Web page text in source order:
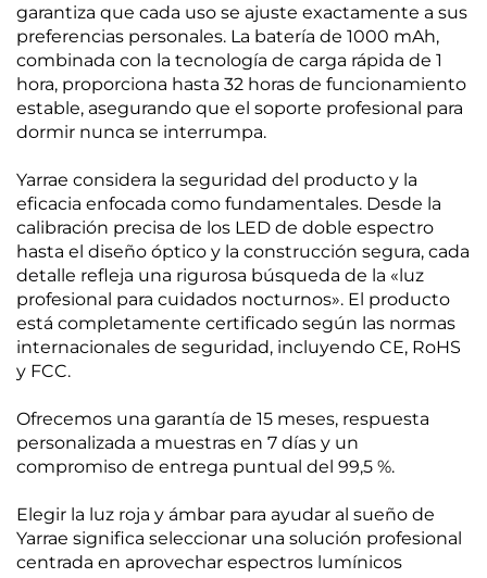
garantiza que cada uso se ajuste exactamente a sus
preferencias personales. La batería de 1000 mAh,
combinada con la tecnología de carga rápida de 1
hora, proporciona hasta 32 horas de funcionamiento
estable, asegurando que el soporte profesional para
dormir nunca se interrumpa.
Yarrae considera la seguridad del producto y la
eficacia enfocada como fundamentales. Desde la
calibración precisa de los LED de doble espectro
hasta el diseño óptico y la construcción segura, cada
detalle refleja una rigurosa búsqueda de la «luz
profesional para cuidados nocturnos». El producto
está completamente certificado según las normas
internacionales de seguridad, incluyendo CE, RoHS
y FCC.
Ofrecemos una garantía de 15 meses, respuesta
personalizada a muestras en 7 días y un
compromiso de entrega puntual del 99,5 %.
Elegir la luz roja y ámbar para ayudar al sueño de
Yarrae significa seleccionar una solución profesional
centrada en aprovechar espectros lumínicos